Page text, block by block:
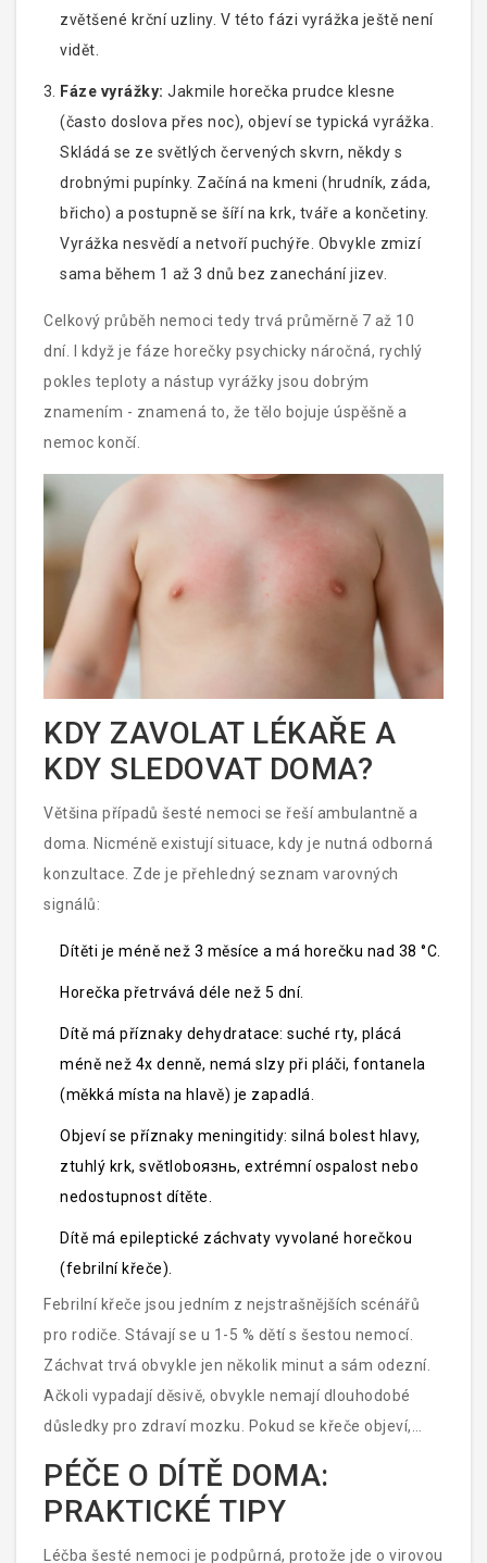
zvětšené krční uzliny. V této fázi vyrážka ještě není
vidět.
Fáze vyrážky: Jakmile horečka prudce klesne
(často doslova přes noc), objeví se typická vyrážka.
Skládá se ze světlých červených skvrn, někdy s
drobnými pupínky. Začíná na kmeni (hrudník, záda,
břicho) a postupně se šíří na krk, tváře a končetiny.
Vyrážka nesvědí a netvoří puchýře. Obvykle zmizí
sama během 1 až 3 dnů bez zanechání jizev.
Celkový průběh nemoci tedy trvá průměrně 7 až 10
dní. I když je fáze horečky psychicky náročná, rychlý
pokles teploty a nástup vyrážky jsou dobrým
znamením - znamená to, že tělo bojuje úspěšně a
nemoc končí.
KDY ZAVOLAT LÉKAŘE A
KDY SLEDOVAT DOMA?
Většina případů šesté nemoci se řeší ambulantně a
doma. Nicméně existují situace, kdy je nutná odborná
konzultace. Zde je přehledný seznam varovných
signálů:
Dítěti je méně než 3 měsíce a má horečku nad 38 °C.
Horečka přetrvává déle než 5 dní.
Dítě má příznaky dehydratace: suché rty, plácá
méně než 4x denně, nemá slzy při pláči, fontanela
(měkká místa na hlavě) je zapadlá.
Objeví se příznaky meningitidy: silná bolest hlavy,
ztuhlý krk, světlobоязнь, extrémní ospalost nebo
nedostupnost dítěte.
Dítě má epileptické záchvaty vyvolané horečkou
(febrilní křeče).
Febrilní křeče jsou jedním z nejstrašnějších scénářů
pro rodiče. Stávají se u 1-5 % dětí s šestou nemocí.
Záchvat trvá obvykle jen několik minut a sám odezní.
Ačkoli vypadají děsivě, obvykle nemají dlouhodobé
důsledky pro zdraví mozku. Pokud se křeče objeví,
položte dítě na bok, neodstraňujte mu nic z úst a
měřte čas. Po skončení záchvatu ihned kontaktujte
lékaře nebo zavolejte tísňovou linku 155.
PÉČE O DÍTĚ DOMA:
PRAKTICKÉ TIPY
Léčba šesté nemoci je podpůrná, protože jde o virovou